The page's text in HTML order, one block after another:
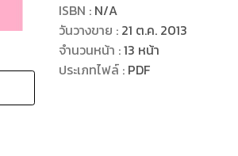
ISBN : N/A
วันวางขาย : 21 ต.ค. 2013
จำนวนหน้า :13 หน้า
ประเภทไฟล์: PDF